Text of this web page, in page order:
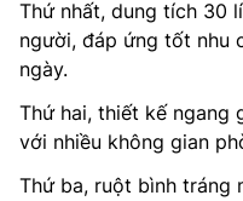
Thứ nhất, dung tích 30
người, đáp ứng tốt nhu
ngày.
Thứ hai, thiết kế ngang
với nhiều không gian
Thứ ba, ruột bình tráng